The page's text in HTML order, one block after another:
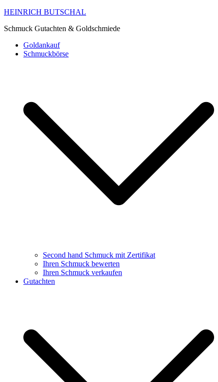
HEINRICH BUTSCHAL
Schmuck Gutachten & Goldschmiede
Goldankauf
Schmuckbörse
Second hand Schmuck mit Zertifikat
Ihren Schmuck bewerten
Ihren Schmuck verkaufen
Gutachten